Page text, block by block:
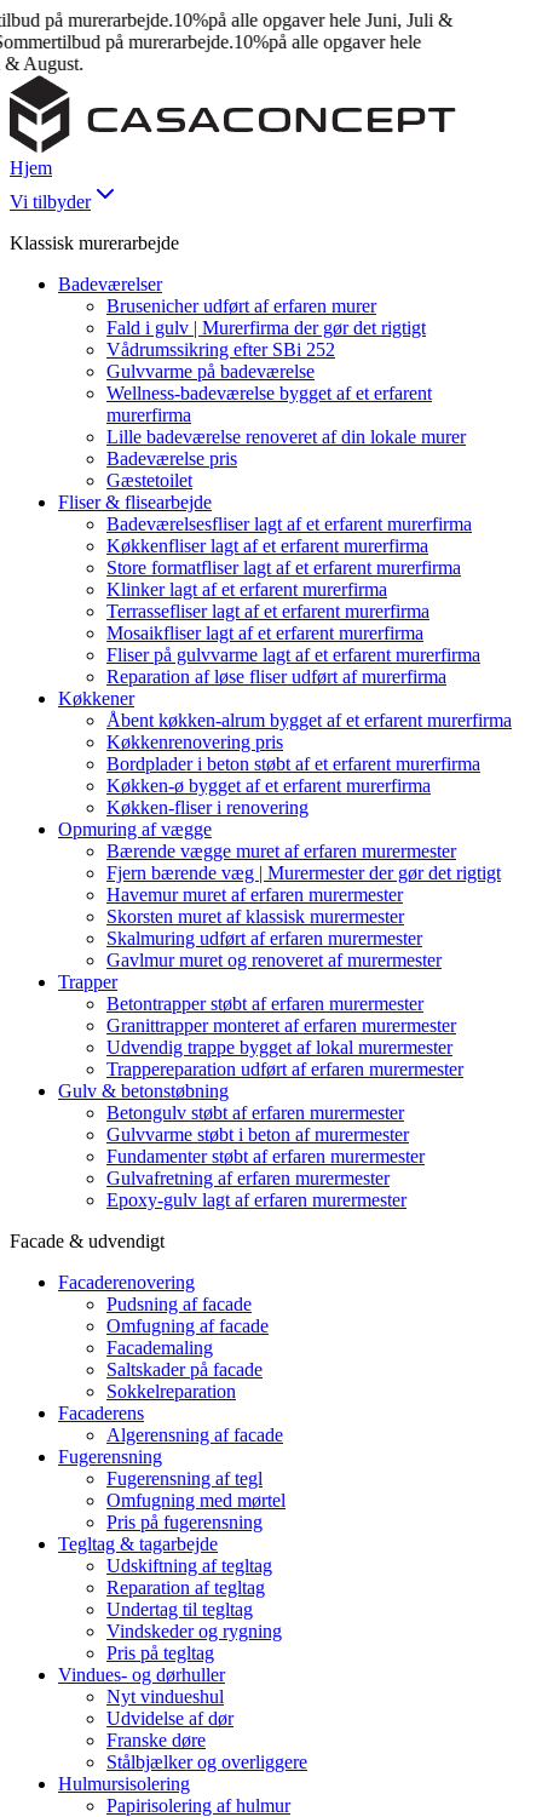
på murerarbejde.10%på alle opgaver hele Juni, Juli &
på murerarbejde.10%på alle opgaver hele
August.
Hjem
Vi tilbyder
Klassisk murerarbejde
Badeværelser
Brusenicher udført af erfaren murer
Fald i gulv | Murerfirma der gør det rigtigt
Vådrumssikring efter SBi 252
Gulvvarme på badeværelse
Wellness-badeværelse bygget af et erfarent
murerfirma
Lille badeværelse renoveret af din lokale murer
Badeværelse pris
Gæstetoilet
Fliser & flisearbejde
Badeværelsesfliser lagt af et erfarent murerfirma
Køkkenfliser lagt af et erfarent murerfirma
Store formatfliser lagt af et erfarent murerfirma
Klinker lagt af et erfarent murerfirma
Terrassefliser lagt af et erfarent murerfirma
Mosaikfliser lagt af et erfarent murerfirma
Fliser på gulvvarme lagt af et erfarent murerfirma
Reparation af løse fliser udført af murerfirma
Køkkener
Åbent køkken-alrum bygget af et erfarent murerfirma
Køkkenrenovering pris
Bordplader i beton støbt af et erfarent murerfirma
Køkken-ø bygget af et erfarent murerfirma
Køkken-fliser i renovering
Opmuring af vægge
Bærende vægge muret af erfaren murermester
Fjern bærende væg | Murermester der gør det rigtigt
Havemur muret af erfaren murermester
Skorsten muret af klassisk murermester
Skalmuring udført af erfaren murermester
Gavlmur muret og renoveret af murermester
Trapper
Betontrapper støbt af erfaren murermester
Granittrapper monteret af erfaren murermester
Udvendig trappe bygget af lokal murermester
Trappereparation udført af erfaren murermester
Gulv & betonstøbning
Betongulv støbt af erfaren murermester
Gulvvarme støbt i beton af murermester
Fundamenter støbt af erfaren murermester
Gulvafretning af erfaren murermester
Epoxy-gulv lagt af erfaren murermester
Facade & udvendigt
Facaderenovering
Pudsning af facade
Omfugning af facade
Facademaling
Saltskader på facade
Sokkelreparation
Facaderens
Algerensning af facade
Fugerensning
Fugerensning af tegl
Omfugning med mørtel
Pris på fugerensning
Tegltag & tagarbejde
Udskiftning af tegltag
Reparation af tegltag
Undertag til tegltag
Vindskeder og rygning
Pris på tegltag
Vindues- og dørhuller
Nyt vindueshul
Udvidelse af dør
Franske døre
Stålbjælker og overliggere
Hulmursisolering
Papirisolering af hulmur